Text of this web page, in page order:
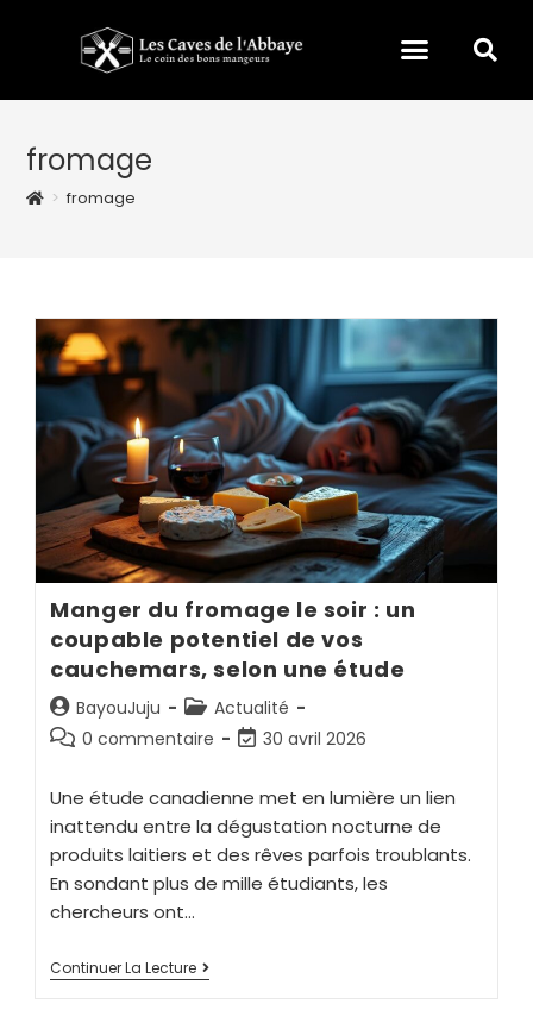
fromage
> fromage
Manger du fromage le soir : un
coupable potentiel de vos
cauchemars, selon une étude
BayouJuju
Actualité
0 commentaire
30 avril 2026
Une étude canadienne met en lumière un lien
inattendu entre la dégustation nocturne de
produits laitiers et des rêves parfois troublants.
En sondant plus de mille étudiants, les
chercheurs ont…
Continuer La Lecture